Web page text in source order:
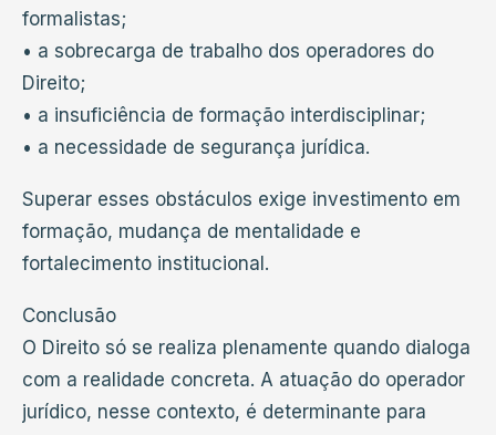
formalistas;
• a sobrecarga de trabalho dos operadores do
Direito;
• a insuficiência de formação interdisciplinar;
• a necessidade de segurança jurídica.
Superar esses obstáculos exige investimento em
formação, mudança de mentalidade e
fortalecimento institucional.
Conclusão
O Direito só se realiza plenamente quando dialoga
com a realidade concreta. A atuação do operador
jurídico, nesse contexto, é determinante para